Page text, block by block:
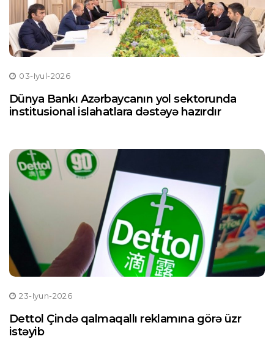
03-Iyul-2026
Dünya Bankı Azərbaycanın yol sektorunda
institusional islahatlara dəstəyə hazırdır
23-Iyun-2026
Dettol Çində qalmaqallı reklamına görə üzr
istəyib